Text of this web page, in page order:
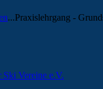
...Praxislehrgang -
Ski Vereine e.V.